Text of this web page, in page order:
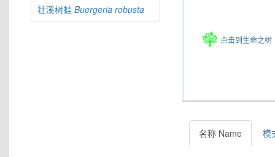
壮溪树蛙 Buergeria robusta
点击到生命之树
名称 Name 模